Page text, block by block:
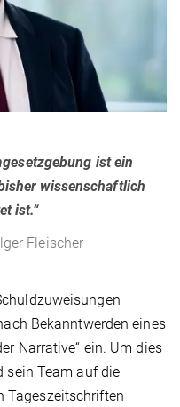
ist ein
wissenschaftlich
ist.“
Fleischer –
Bekanntwerden eines
Narrative“ ein. Um dies
sein Team auf die
Tageszeitschriften